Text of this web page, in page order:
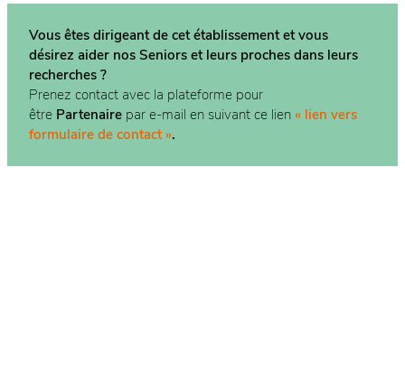
Vous êtes dirigeant de cet établissement et vous
désirez aider nos Seniors et leurs proches dans leurs
recherches ?
Prenez contact avec la plateforme pour
être Partenaire par e-mail en suivant ce lien « lien vers
formulaire de contact ».